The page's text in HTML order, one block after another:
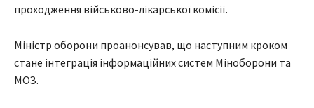
проходження військово-лікарської комісії.
Міністр оборони проанонсував, що наступним кроком
стане інтеграція інформаційних систем Міноборони та
МОЗ.